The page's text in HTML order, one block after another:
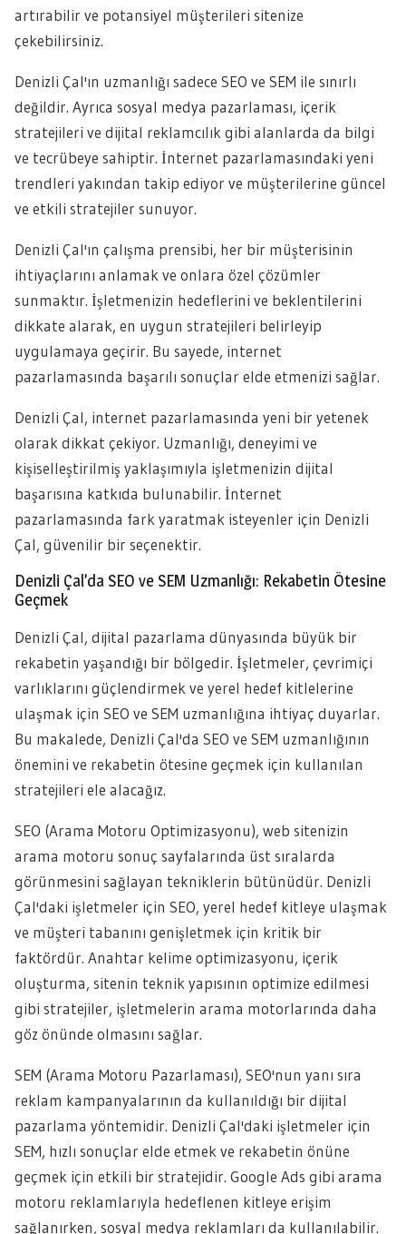
artırabilir ve potansiyel müşterileri sitenize
çekebilirsiniz.
Denizli Çal'ın uzmanlığı sadece SEO ve SEM ile sınırlı
değildir. Ayrıca sosyal medya pazarlaması, içerik
stratejileri ve dijital reklamcılık gibi alanlarda da bilgi
ve tecrübeye sahiptir. İnternet pazarlamasındaki yeni
trendleri yakından takip ediyor ve müşterilerine güncel
ve etkili stratejiler sunuyor.
Denizli Çal'ın çalışma prensibi, her bir müşterisinin
ihtiyaçlarını anlamak ve onlara özel çözümler
sunmaktır. İşletmenizin hedeflerini ve beklentilerini
dikkate alarak, en uygun stratejileri belirleyip
uygulamaya geçirir. Bu sayede, internet
pazarlamasında başarılı sonuçlar elde etmenizi sağlar.
Denizli Çal, internet pazarlamasında yeni bir yetenek
olarak dikkat çekiyor. Uzmanlığı, deneyimi ve
kişiselleştirilmiş yaklaşımıyla işletmenizin dijital
başarısına katkıda bulunabilir. İnternet
pazarlamasında fark yaratmak isteyenler için Denizli
Çal, güvenilir bir seçenektir.
Denizli Çal’da SEO ve SEM Uzmanlığı: Rekabetin Ötesine
Geçmek
Denizli Çal, dijital pazarlama dünyasında büyük bir
rekabetin yaşandığı bir bölgedir. İşletmeler, çevrimiçi
varlıklarını güçlendirmek ve yerel hedef kitlelerine
ulaşmak için SEO ve SEM uzmanlığına ihtiyaç duyarlar.
Bu makalede, Denizli Çal'da SEO ve SEM uzmanlığının
önemini ve rekabetin ötesine geçmek için kullanılan
stratejileri ele alacağız.
SEO (Arama Motoru Optimizasyonu), web sitenizin
arama motoru sonuç sayfalarında üst sıralarda
görünmesini sağlayan tekniklerin bütünüdür. Denizli
Çal'daki işletmeler için SEO, yerel hedef kitleye ulaşmak
ve müşteri tabanını genişletmek için kritik bir
faktördür. Anahtar kelime optimizasyonu, içerik
oluşturma, sitenin teknik yapısının optimize edilmesi
gibi stratejiler, işletmelerin arama motorlarında daha
göz önünde olmasını sağlar.
SEM (Arama Motoru Pazarlaması), SEO'nun yanı sıra
reklam kampanyalarının da kullanıldığı bir dijital
pazarlama yöntemidir. Denizli Çal'daki işletmeler için
SEM, hızlı sonuçlar elde etmek ve rekabetin önüne
geçmek için etkili bir stratejidir. Google Ads gibi arama
motoru reklamlarıyla hedeflenen kitleye erişim
sağlanırken, sosyal medya reklamları da kullanılabilir.